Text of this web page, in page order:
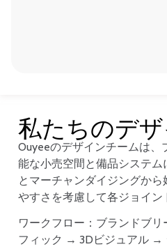
私たちのデ
Ouyeeのデザインチームは、
能な小売空間と備品システ
とマーチャンダイジングか
やすさを考慮して各ジョイン
ワークフロー：ブランドブ
フィック → 3Dビジュアル →